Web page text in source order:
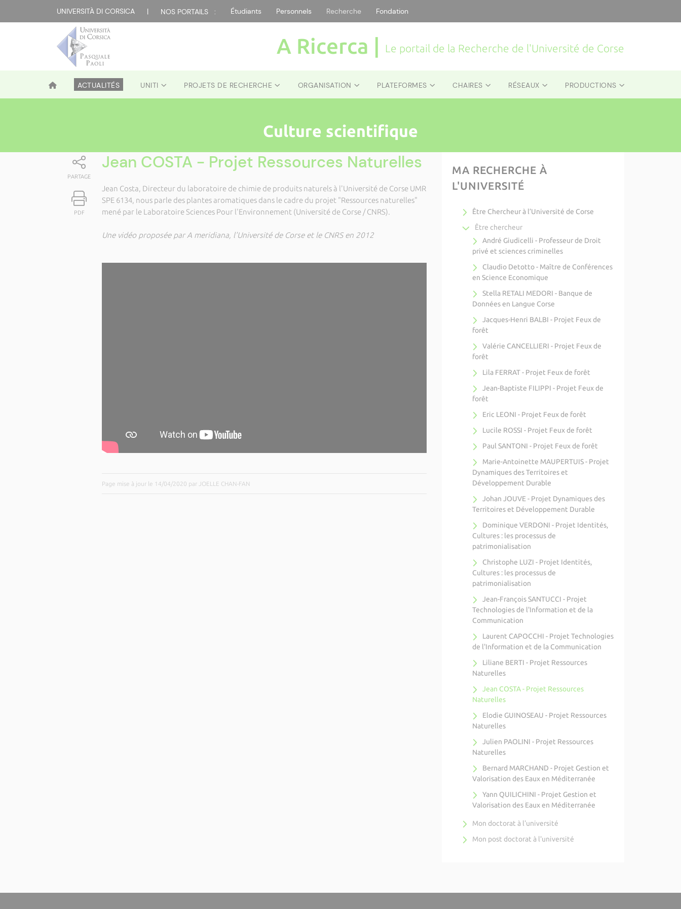
UNIVERSITÀ DI CORSICA | NOS PORTAILS : Étudiants Personnels Recherche Fondation
A Ricerca | Le portail de la Recherche de l'Université de Corse
ACTUALITÉS UNITI PROJETS DE RECHERCHE ORGANISATION PLATEFORMES CHAIRES RÉSEAUX PRODUCTIONS
Culture scientifique
PARTAGE
PDF
Jean COSTA - Projet Ressources Naturelles
Jean Costa, Directeur du laboratoire de chimie de produits naturels à l'Université de Corse UMR
SPE 6134, nous parle des plantes aromatiques dans le cadre du projet "Ressources naturelles"
mené par le Laboratoire Sciences Pour l'Environnement (Université de Corse / CNRS).
Une vidéo proposée par A meridiana, l'Université de Corse et le CNRS en 2012
Page mise à jour le 14/04/2020 par JOELLE CHAN-FAN
MA RECHERCHE À
L'UNIVERSITÉ
Être Chercheur à l’Université de Corse
Être chercheur
André Giudicelli - Professeur de Droit
privé et sciences criminelles
Claudio Detotto - Maître de Conférences
en Science Economique
Stella RETALI MEDORI - Banque de
Données en Langue Corse
Jacques-Henri BALBI - Projet Feux de
forêt
Valérie CANCELLIERI - Projet Feux de
forêt
Lila FERRAT - Projet Feux de forêt
Jean-Baptiste FILIPPI - Projet Feux de
forêt
Eric LEONI - Projet Feux de forêt
Lucile ROSSI - Projet Feux de forêt
Paul SANTONI - Projet Feux de forêt
Marie-Antoinette MAUPERTUIS - Projet
Dynamiques des Territoires et
Développement Durable
Johan JOUVE - Projet Dynamiques des
Territoires et Développement Durable
Dominique VERDONI - Projet Identités,
Cultures : les processus de
patrimonialisation
Christophe LUZI - Projet Identités,
Cultures : les processus de
patrimonialisation
Jean-François SANTUCCI - Projet
Technologies de l'Information et de la
Communication
Laurent CAPOCCHI - Projet Technologies
de l'Information et de la Communication
Liliane BERTI - Projet Ressources
Naturelles
Jean COSTA - Projet Ressources
Naturelles
Elodie GUINOSEAU - Projet Ressources
Naturelles
Julien PAOLINI - Projet Ressources
Naturelles
Bernard MARCHAND - Projet Gestion et
Valorisation des Eaux en Méditerranée
Yann QUILICHINI - Projet Gestion et
Valorisation des Eaux en Méditerranée
Mon doctorat à l'université
Mon post doctorat à l'université